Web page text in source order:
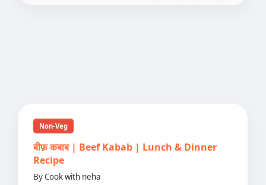
Non-Veg
बीफ़ कबाब | Beef Kabab | Lunch & Dinner
Recipe
By Cook with neha